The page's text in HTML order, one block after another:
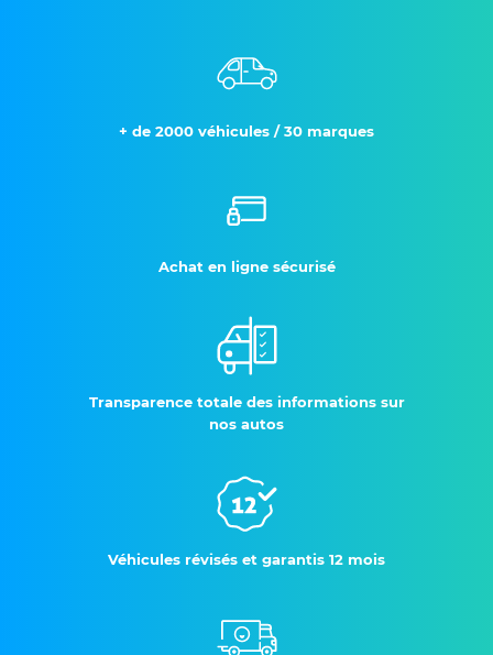
+ de 2000 véhicules / 30 marques
Achat en ligne sécurisé
Transparence totale des informations sur
nos autos
Véhicules révisés et garantis 12 mois